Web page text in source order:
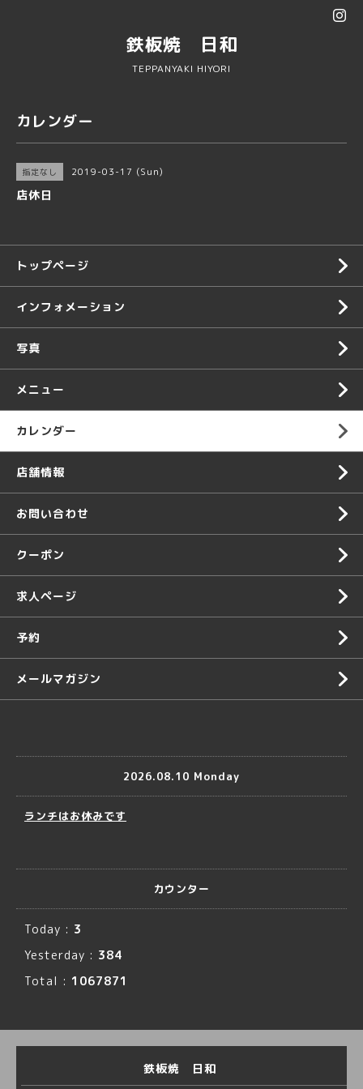
鉄板焼 日和
TEPPANYAKI HIYORI
カレンダー
指定なし 2019-03-17 (Sun)
店休日
トップページ
インフォメーション
写真
メニュー
カレンダー
店舗情報
お問い合わせ
クーポン
求人ページ
予約
メールマガジン
2026.08.10 Monday
ランチはお休みです
カウンター
Today : 3
Yesterday : 384
Total : 1067871
鉄板焼 日和